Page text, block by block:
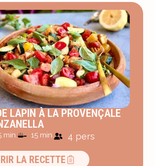
LAPIN À LA PROVENÇALE
min. 15 min. 4 pers
LA RECETTE